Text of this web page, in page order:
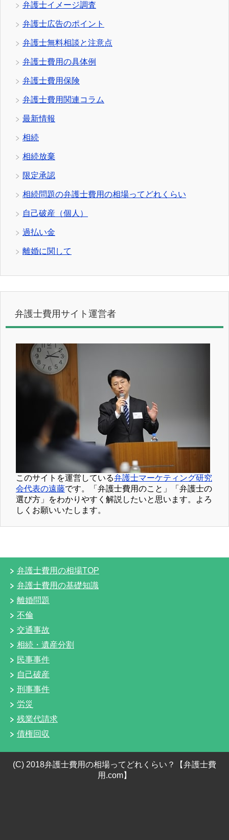
弁護士イメージ調査
弁護士広告のポイント
弁護士無料相談と注意点
弁護士費用の具体例
弁護士費用保険
弁護士費用関連コラム
最新情報
相続
相続放棄
限定承認
相続問題の弁護士費用の相場ってどれくらい
自己破産（個人）
過払い金
離婚に関して
弁護士費用サイト運営者
このサイトを運営している弁護士マーケティング研究
会代表の遠藤です。「弁護士費用のこと」「弁護士の
選び方」をわかりやすく解説したいと思います。よろ
しくお願いいたします。
弁護士費用の相場TOP
弁護士費用の基礎知識
離婚問題
不倫
交通事故
相続・遺産分割
民事事件
自己破産
刑事事件
労災
残業代請求
債権回収
(C) 2018弁護士費用の相場ってどれくらい？【弁護士費
用.com】